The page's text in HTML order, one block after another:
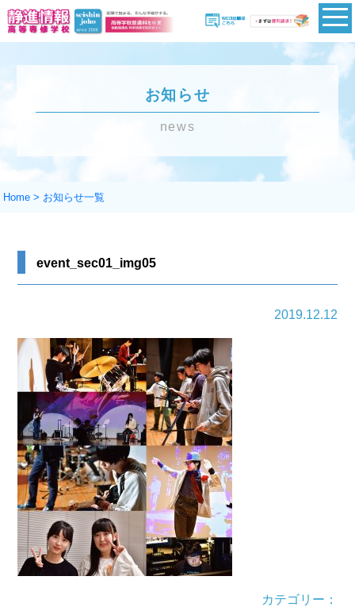
お知らせ
news
Home > お知らせ一覧
event_sec01_img05
2019.12.12
カテゴリー：